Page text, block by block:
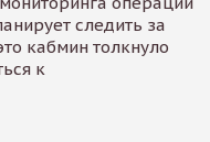
следить за
кабмин толкнуло
к